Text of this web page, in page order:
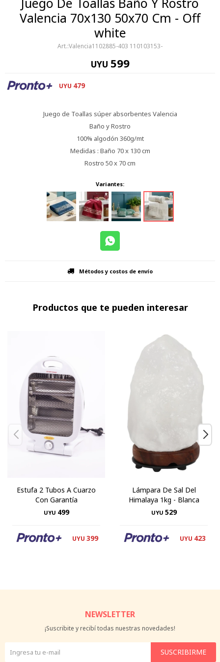
Valencia 70x130 50x70 Cm - Off
white
Valencia1102885-403 110103153-
UYU 599
UYU 479
Juego de Toallas súper absorbentes Valencia
Baño y Rostro
100% algodón 360g/mt
Medidas : Baño 70 x 130 cm
Rostro 50 x 70 cm
Variantes:
Métodos y costos de envío
Productos que te pueden interesar
Estufa 2 Tubos A Cuarzo
Con Garantía
UYU 499
UYU 399
Lámpara De Sal Del
Himalaya 1kg - Blanca
UYU 529
UYU 423
NEWSLETTER
¡Suscribite y recibí todas nuestras novedades!
SUSCRIBIRME